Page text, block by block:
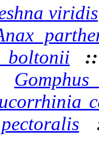
viridis
boltonii